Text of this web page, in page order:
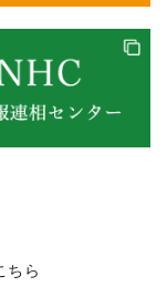
ちら